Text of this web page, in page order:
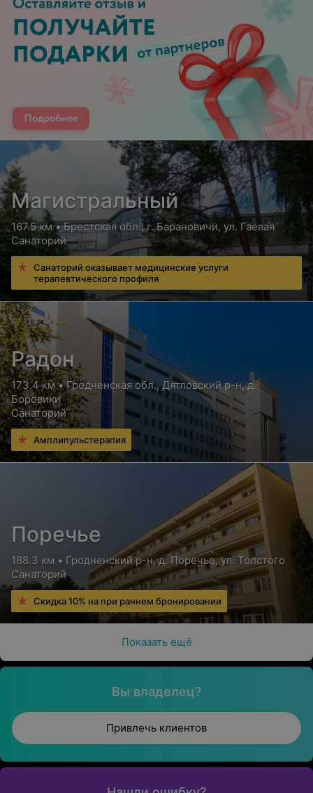
Магистральный
167.5 км • Брестская обл., г. Барановичи, ул. Гаевая
Санаторий
Санаторий оказывает медицинские услуги
терапевтического профиля
Радон
173.4 км • Гродненская обл., Дятловский р-н, д.
Боровики
Санаторий
Амплипульстерапия
Поречье
188.3 км • Гродненский р-н, д. Поречье, ул. Толстого
Санаторий
Скидка 10% на при раннем бронировании
Показать ещё
Вы владелец?
Привлечь клиентов